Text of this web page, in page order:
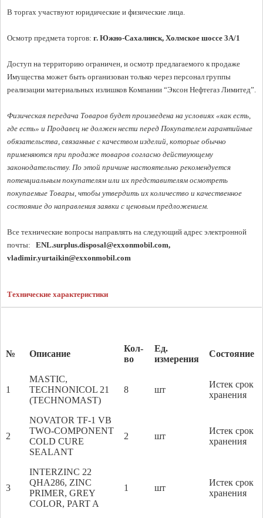
В торгах участвуют юридические и физические лица.
Осмотр предмета торгов: г. Южно-Сахалинск, Холмское шоссе 3A/1
Доступ на территорию ограничен, и осмотр предлагаемого к продаже
Имущества может быть организован только через персонал группы
реализации материальных излишков Компании “Эксон Нефтегаз Лимитед”.
Физическая передача Товаров будет произведена на условиях «как есть,
где есть» и Продавец не должен нести перед Покупателем гарантийные
обязательства, связанные с качеством изделий, которые обычно
применяются при продаже товаров согласно действующему
законодательству. По этой причине настоятельно рекомендуется
потенциальным покупателям или их представителям осмотреть
покупаемые Товары, чтобы утвердить их количество и качественное
состояние до направления заявки с ценовым предложением.
Все технические вопросы направлять на следующий адрес электронной
почты:
ENL.surplus.disposal@exxonmobil.com
vladimir.yurtaikin@exxonmobil.com
Технические характеристики
№ Описание
Кол-
во
Ед.
измерения
Состояние
1
MASTIC,
TECHNONICOL 21
(TECHNOMAST)
8 шт
Истек срок
хранения
2
NOVATOR TF-1 VB
TWO-COMPONENT
COLD CURE
SEALANT
2 шт
Истек срок
хранения
3
INTERZINC 22
QHA286, ZINC
PRIMER, GREY
COLOR, PART A
1 шт
Истек срок
хранения